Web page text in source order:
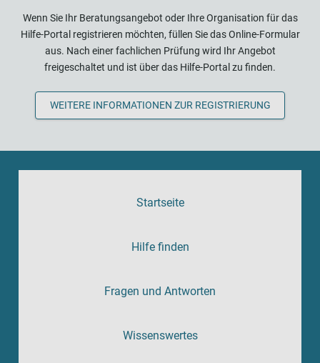
Wenn Sie Ihr Beratungsangebot oder Ihre Organisation für das
Hilfe-Portal registrieren möchten, füllen Sie das Online-Formular
aus. Nach einer fachlichen Prüfung wird Ihr Angebot
freigeschaltet und ist über das Hilfe-Portal zu finden.
WEITERE INFORMATIONEN ZUR REGISTRIERUNG
Startseite
Hilfe finden
Fragen und Antworten
Wissenswertes